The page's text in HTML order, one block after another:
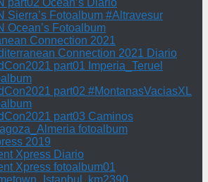
part02 Ocean’s Diario
Sierra’s Fotoalbum #Altravesur
Ocean’s Fotoalbum
Connection 2021
Connection 2021 Diario
part01 Imperia_Teruel
part02 #MontanasVaciasXL
part03 Caminos
fotoalbum
2019
Xpress Diario
Xpress fotoalbum01
km2390